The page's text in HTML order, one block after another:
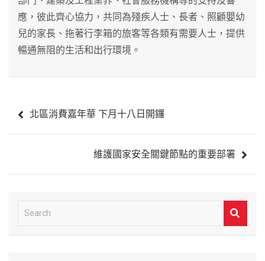
應，彼此齊心協力，共同為殘疾人士、長者、照顧嬰幼
兒的家長、拖著行李箱的旅客等各類有需要人士，提供
暢通無阻的生活和出行環境。
章
北區消費嘉年華 下月十八日開鑼
維護國家安全關鍵節點的重要部署
e